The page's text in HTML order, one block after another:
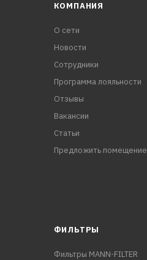
КОМПАНИЯ
О сети
Новости
Сотрудники
Программа лояльности
Отзывы
Вакансии
Статьи
Предложить помещение
ФИЛЬТРЫ
Фильтры MANN-FILTER